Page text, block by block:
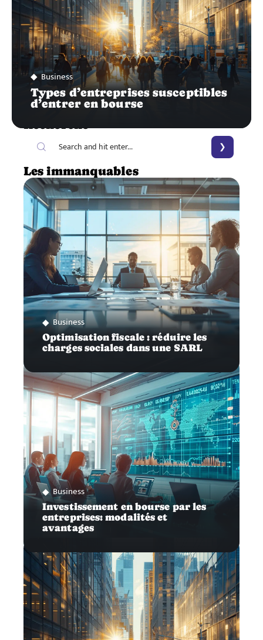
Business
Types d’entreprises susceptibles
d’entrer en bourse
Recherche
Les immanquables
Business
Optimisation fiscale : réduire les
charges sociales dans une SARL
Business
Investissement en bourse par les
entreprises: modalités et
avantages